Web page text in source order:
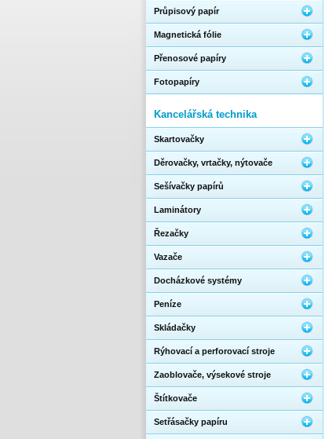
Průpisový papír
Magnetická fólie
Přenosové papíry
Fotopapíry
Kancelářská technika
Skartovačky
Děrovačky, vrtačky, nýtovače
Sešívačky papírů
Laminátory
Řezačky
Vazače
Docházkové systémy
Peníze
Skládačky
Rýhovací a perforovací stroje
Zaoblovače, výsekové stroje
Štítkovače
Setřásačky papíru